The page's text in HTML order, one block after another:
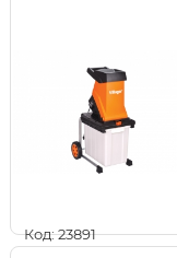
Код: 23891